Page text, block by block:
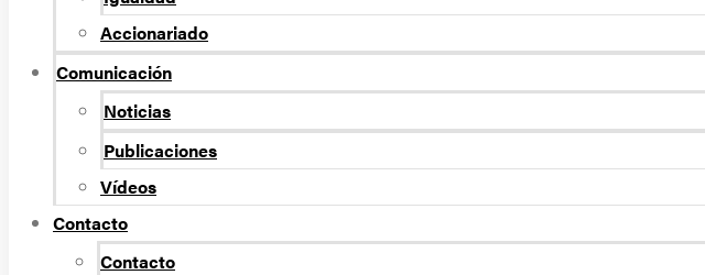
Accionariado
Comunicación
Noticias
Publicaciones
Vídeos
Contacto
Contacto